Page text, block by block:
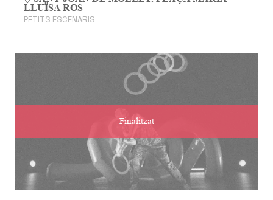
LLUÏSA ROS
PETITS ESCENARIS
Finalitzat